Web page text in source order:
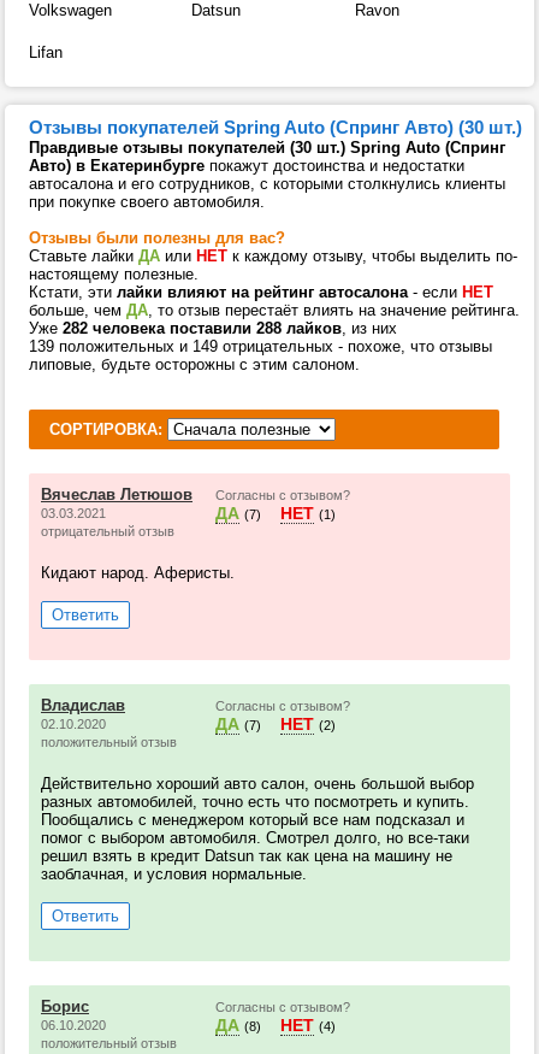
Volkswagen Datsun Ravon
Lifan
Отзывы покупателей Spring Auto (Спринг Авто) (30 шт.)
Правдивые отзывы покупателей (30 шт.) Spring Auto (Спринг
Авто) в Екатеринбурге покажут достоинства и недостатки
автосалона и его сотрудников, с которыми столкнулись клиенты
при покупке своего автомобиля.
Отзывы были полезны для вас?
Ставьте лайки ДА или НЕТ к каждому отзыву, чтобы выделить по-
настоящему полезные.
Кстати, эти лайки влияют на рейтинг автосалона- если НЕТ
больше, чем ДА, то отзыв перестаёт влиять на значение рейтинга.
Уже 282 человека поставили 288 лайков, из них
139 положительных и 149 отрицательных - похоже, что отзывы
липовые, будьте осторожны с этим салоном.
СОРТИРОВКА:
Вячеслав Летюшов
03.03.2021
отрицательный отзыв
Согласны с отзывом?
ДА (7) НЕТ (1)
Кидают народ. Аферисты.
Ответить
Владислав
02.10.2020
положительный отзыв
Согласны с отзывом?
ДА (7) НЕТ (2)
Действительно хороший авто салон, очень большой выбор
разных автомобилей, точно есть что посмотреть и купить.
Пообщались с менеджером который все нам подсказал и
помог с выбором автомобиля. Смотрел долго, но все-таки
решил взять в кредит Datsun так как цена на машину не
заоблачная, и условия нормальные.
Ответить
Борис
06.10.2020
положительный отзыв
Согласны с отзывом?
ДА (8) НЕТ (4)